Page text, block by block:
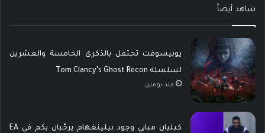
شاهد أيضاً
يوبيسوفت تحتفل بالذكرى الخامسة والعشرين
لسلسلة Tom Clancy’s Ghost Recon
منذ يومين
كيليان مبابي وجود بيلينغهام يرحّبان بكم في EA